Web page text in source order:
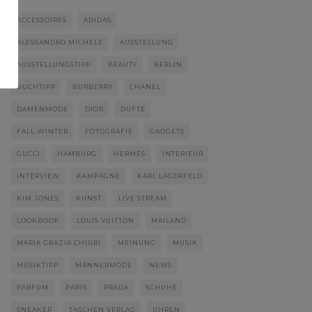
ACCESSOIRES ADIDAS
ALESSANDRO MICHELE AUSSTELLUNG
AUSSTELLUNGSTIPP BEAUTY BERLIN
BUCHTIPP BURBERRY CHANEL
DAMENMODE DIOR DÜFTE
FALL-WINTER FOTOGRAFIE GADGETS
GUCCI HAMBURG HERMÈS INTERIEUR
INTERVIEW KAMPAGNE KARL LAGERFELD
KIM JONES KUNST LIVE STREAM
LOOKBOOK LOUIS VUITTON MAILAND
MARIA GRAZIA CHIURI MEINUNG MUSIK
MUSIKTIPP MÄNNERMODE NEWS
PARFUM PARIS PRADA SCHUHE
SNEAKER TASCHEN VERLAG UHREN